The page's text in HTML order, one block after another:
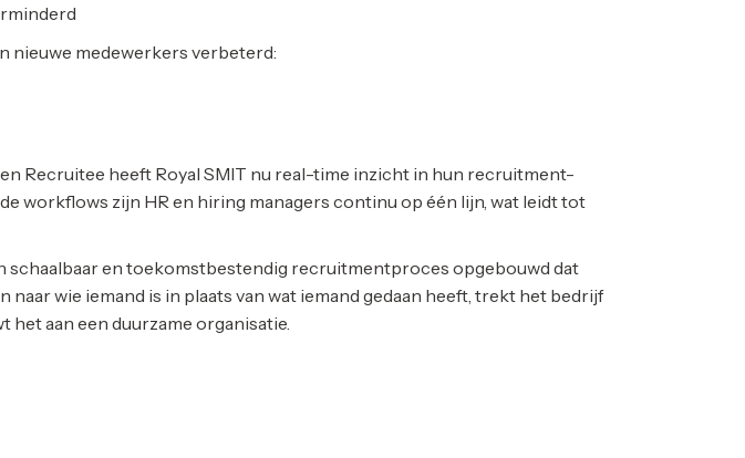
nieuwe medewerkers verbeterd:
Recruitee heeft Royal SMIT nu real-time inzicht in hun recruitment-
workflows zijn HR en hiring managers continu op één lijn, wat leidt tot
schaalbaar en toekomstbestendig recruitmentproces opgebouwd dat
wie iemand is in plaats van wat iemand gedaan heeft, trekt het bedrijf
aan een duurzame organisatie.